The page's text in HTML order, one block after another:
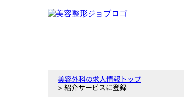
美容外科の求人情報トップ
> 紹介サービスに登録